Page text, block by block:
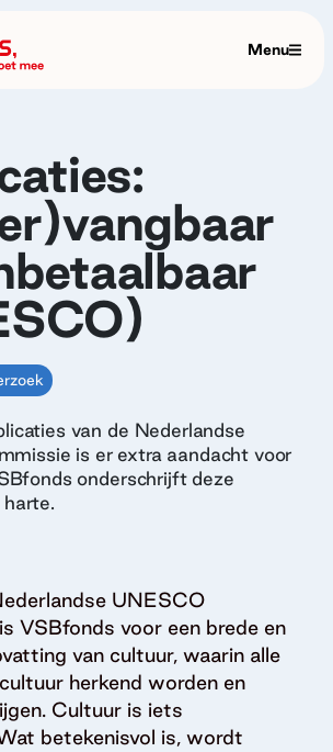
Menu
van de Nederlandse
is er extra aandacht voor
onderschrijft deze
UNESCO
VSBfonds voor een brede en
van cultuur, waarin alle
herkend worden en
Cultuur is iets
betekenisvol is, wordt